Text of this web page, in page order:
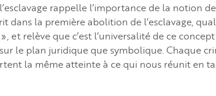
rappelle l’importance de la notion
dans la première abolition de l’esclavage,
et relève que c’est l’universalité de ce
le plan juridique que symbolique. Chaque
la même atteinte à ce qui nous réunit en